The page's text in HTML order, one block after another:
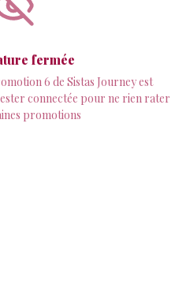
fermée
6 de Sistas Journey est
connectée pour ne rien rater
promotions